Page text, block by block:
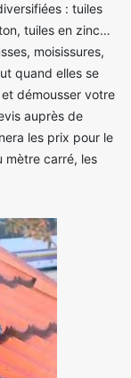
: tuiles
tuiles en zinc…
moisissures,
quand elles se
démousser votre
auprès de
les prix pour le
mètre carré, les